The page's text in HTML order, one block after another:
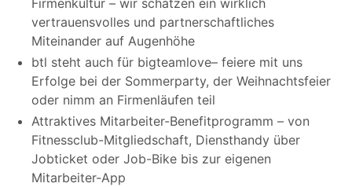
Firmenkultur – wir schätzen ein wirklich
vertrauensvolles und partnerschaftliches
Miteinander auf Augenhöhe
btl steht auch für bigteamlove– feiere mit uns
Erfolge bei der Sommerparty, der Weihnachtsfeier
oder nimm an Firmenläufen teil
Attraktives Mitarbeiter-Benefitprogramm – von
Fitnessclub-Mitgliedschaft, Diensthandy über
Jobticket oder Job-Bike bis zur eigenen
Mitarbeiter-App